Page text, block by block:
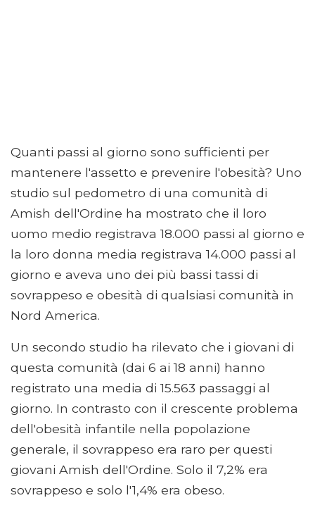
Quanti passi al giorno sono sufficienti per
mantenere l'assetto e prevenire l'obesità? Uno
studio sul pedometro di una comunità di
Amish dell'Ordine ha mostrato che il loro
uomo medio registrava 18.000 passi al giorno e
la loro donna media registrava 14.000 passi al
giorno e aveva uno dei più bassi tassi di
sovrappeso e obesità di qualsiasi comunità in
Nord America.
Un secondo studio ha rilevato che i giovani di
questa comunità (dai 6 ai 18 anni) hanno
registrato una media di 15.563 passaggi al
giorno. In contrasto con il crescente problema
dell'obesità infantile nella popolazione
generale, il sovrappeso era raro per questi
giovani Amish dell'Ordine. Solo il 7,2% era
sovrappeso e solo l'1,4% era obeso.